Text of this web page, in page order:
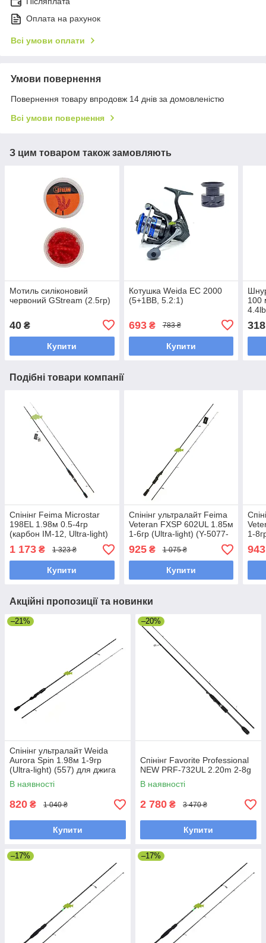
Оплата на рахунок
Всі умови оплати
Умови повернення
Повернення товару впродовж 14 днів за домовленістю
Всі умови повернення
З цим товаром також замовляють
Мотиль силіконовий
червоний GStream (2.5гр)
40 ₴
Купити
Котушка Weida EC 2000
(5+1BB, 5.2:1)
693₴ 783 ₴
Купити
100
318
Подібні товари компанії
Спінінг Feima Microstar
198EL 1.98м 0.5-4гр
(карбон IM-12, Ultra-light)
(5038)
1 173 ₴ 1 323 ₴
Купити
Спінінг ультралайт Feima
Veteran FXSP 602UL 1.85м
1-6гр (Ultra-light) (Y-5077-
185)
925₴ 1 075 ₴
Купити
1-
198)
943
Акційні пропозиції та новинки
–21%
Спінінг ультралайт Weida
Aurora Spin 1.98м 1-9гр
(Ultra-light) (557) для джига
В наявності
820 ₴ 1 040 ₴
Купити
–20%
Спінінг Favorite Professional
NEW PRF-732UL 2.20m 2-8g
В наявності
2 780 ₴ 3 470 ₴
Купити
–17% –17%